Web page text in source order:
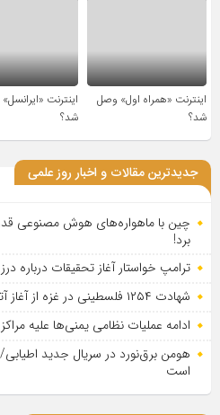
اینترنت «همراه اول» وصل
شد؟
اینترنت
شد؟
جدیدترین مقالات و اخبار روز علمی
برد!
ترامپ خواستار آغاز تحقیقات
شهادت ۱۲۵۴ فلسطینی در غزه از آغاز آتش‌بس تاکنون
ادامه عملیات نظامی یمنی‌ها علیه
هومن برق‌نورد در سریال جدید
است